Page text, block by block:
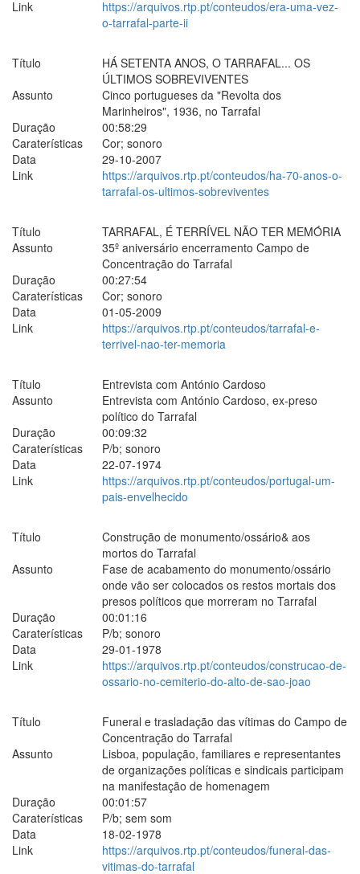
Link
https://arquivos.rtp.pt/conteudos/era-uma-vez-
o-tarrafal-parte-ii
Título
HÁ SETENTA ANOS, O TARRAFAL... OS
ÚLTIMOS SOBREVIVENTES
Assunto
Cinco portugueses da "Revolta dos
Marinheiros", 1936, no Tarrafal
Duração
00:58:29
Caraterísticas
Cor; sonoro
Data
29-10-2007
Link
https://arquivos.rtp.pt/conteudos/ha-70-anos-o-
tarrafal-os-ultimos-sobreviventes
Título
TARRAFAL, É TERRÍVEL NÃO TER MEMÓRIA
Assunto
35º aniversário encerramento Campo de
Concentração do Tarrafal
Duração
00:27:54
Caraterísticas
Cor; sonoro
Data
01-05-2009
Link
https://arquivos.rtp.pt/conteudos/tarrafal-e-
terrivel-nao-ter-memoria
Título
Entrevista com António Cardoso
Assunto
Entrevista com António Cardoso, ex-preso
político do Tarrafal
Duração
00:09:32
Caraterísticas
P/b; sonoro
Data
22-07-1974
Link
https://arquivos.rtp.pt/conteudos/portugal-um-
pais-envelhecido
Título
Construção de monumento/ossário& aos
mortos do Tarrafal
Assunto
Fase de acabamento do monumento/ossário
onde vão ser colocados os restos mortais dos
presos políticos que morreram no Tarrafal
Duração
00:01:16
Caraterísticas
P/b; sonoro
Data
29-01-1978
Link
https://arquivos.rtp.pt/conteudos/construcao-de-
ossario-no-cemiterio-do-alto-de-sao-joao
Título
Funeral e trasladação das vítimas do Campo de
Concentração do Tarrafal
Assunto
Lisboa, população, familiares e representantes
de organizações políticas e sindicais participam
na manifestação de homenagem
Duração
00:01:57
Caraterísticas
P/b; sem som
Data
18-02-1978
Link
https://arquivos.rtp.pt/conteudos/funeral-das-
vitimas-do-tarrafal